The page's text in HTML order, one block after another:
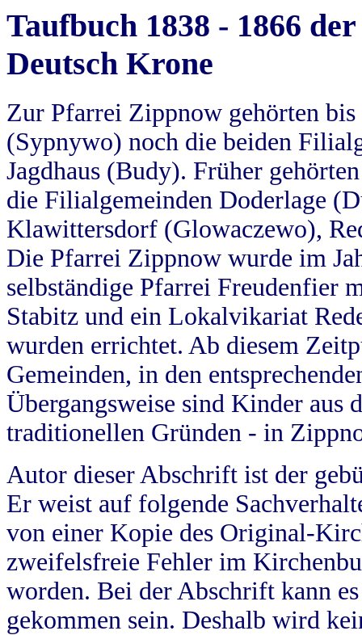
Taufbuch 1838 - 1866
Deutsch Krone
Zur Pfarrei Zippnow gehörten
(Sypnywo) noch die beiden
Jagdhaus (Budy). Früher
die Filialgemeinden Doderlage
Klawittersdorf (Glowaczewo),
Die Pfarrei Zippnow wurde im
selbständige Pfarrei Freudenfier
Stabitz und ein Lokalvikariat
wurden errichtet. Ab diesem
Gemeinden, in den
Übergangsweise sind Kinder aus
traditionellen Gründen - in
Autor dieser Abschrift ist der
Er weist auf folgende
von einer Kopie des Original-
zweifelsfreie Fehler im
worden. Bei der Abschrift kann
gekommen sein. Deshalb wird